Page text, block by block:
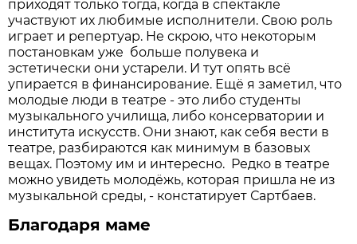
приходят только тогда, когда в спектакле
участвуют их любимые исполнители. Свою роль
играет и репертуар. Не скрою, что некоторым
постановкам уже больше полувека и
эстетически они устарели. И тут опять всё
упирается в финансирование. Ещё я заметил, что
молодые люди в театре - это либо студенты
музыкального училища, либо консерватории и
института искусств. Они знают, как себя вести в
театре, разбираются как минимум в базовых
вещах. Поэтому им и интересно. Редко в театре
можно увидеть молодёжь, которая пришла не из
музыкальной среды, - констатирует Сартбаев.
Благодаря маме